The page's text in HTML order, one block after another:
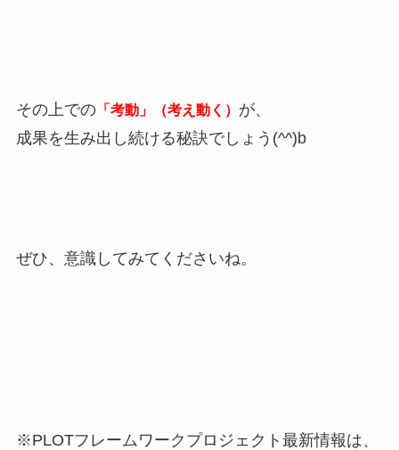
その上での「考動」（考え動く） が、
成果を生み出し続ける秘訣でしょう(^^)b
ぜひ、意識してみてくださいね。
※PLOTフレームワークプロジェクト最新情報は、